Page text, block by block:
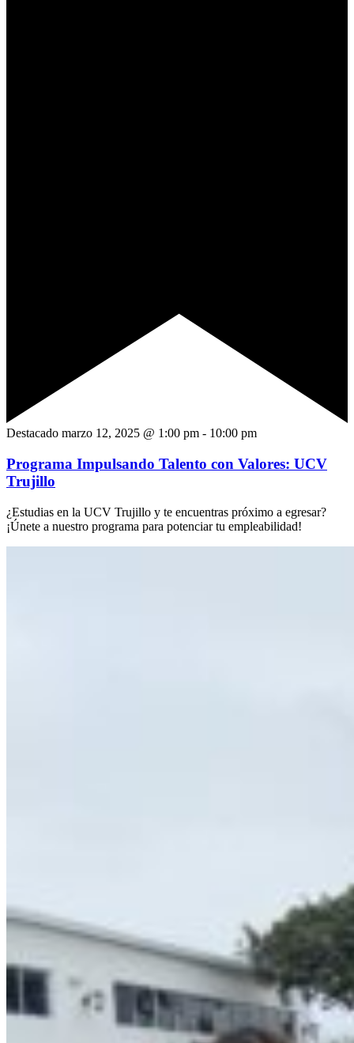
Destacado marzo 12, 2025 @ 1:00 pm - 10:00 pm
Programa Impulsando Talento con Valores: UCV
Trujillo
¿Estudias en la UCV Trujillo y te encuentras próximo a egresar?
¡Únete a nuestro programa para potenciar tu empleabilidad!